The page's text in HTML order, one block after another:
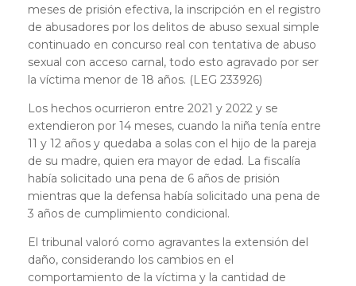
meses de prisión efectiva, la inscripción en el registro
de abusadores por los delitos de abuso sexual simple
continuado en concurso real con tentativa de abuso
sexual con acceso carnal, todo esto agravado por ser
la víctima menor de 18 años. (LEG 233926)
Los hechos ocurrieron entre 2021 y 2022 y se
extendieron por 14 meses, cuando la niña tenía entre
11 y 12 años y quedaba a solas con el hijo de la pareja
de su madre, quien era mayor de edad. La fiscalía
había solicitado una pena de 6 años de prisión
mientras que la defensa había solicitado una pena de
3 años de cumplimiento condicional.
El tribunal valoró como agravantes la extensión del
daño, considerando los cambios en el
comportamiento de la víctima y la cantidad de